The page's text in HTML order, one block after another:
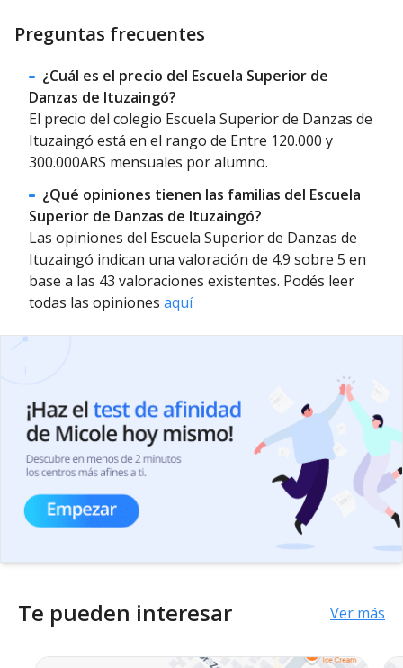
Preguntas frecuentes
¿Cuál es el precio del Escuela Superior de
Danzas de Ituzaingó?
El precio del colegio Escuela Superior de Danzas de
Ituzaingó está en el rango de Entre 120.000 y
300.000ARS mensuales por alumno.
¿Qué opiniones tienen las familias del Escuela
Superior de Danzas de Ituzaingó?
Las opiniones del Escuela Superior de Danzas de
Ituzaingó indican una valoración de 4.9 sobre 5 en
base a las 43 valoraciones existentes. Podés leer
todas las opiniones aquí
Te pueden interesar Ver más